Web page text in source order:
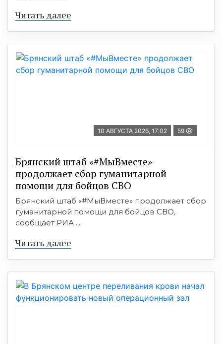
Читать далее
10 АВГУСТА 2026, 17:02 59
Брянский штаб «#МыВместе»
продолжает сбор гуманитарной
помощи для бойцов СВО
Брянский штаб «#МыВместе» продолжает сбор
гуманитарной помощи для бойцов СВО,
сообщает РИА ...
Читать далее